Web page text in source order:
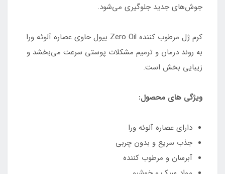
جوش‌های جدید جلوگیری می‌شود.
کرم ژل مرطوب کننده Zero Oil بیول حاوی عصاره آلوئه ورا
به روند درمان و ترمیم مشکلات پوستی سرعت می‌بخشد و
زیبایی بخش است.
ویژگی های محصول:
دارای عصاره آلوئه ورا
جذب سریع و بدون چربی
آبرسان و مرطوب کننده